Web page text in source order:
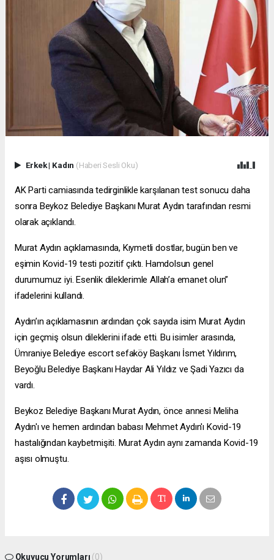
Erkek| Kadın (Haberi Sesli Oku)
AK Parti camiasında tedirginlikle karşılanan test sonucu daha
sonra Beykoz Belediye Başkanı Murat Aydın tarafından resmi
olarak açıklandı.
Murat Aydın açıklamasında, Kıymetli dostlar, bugün ben ve
eşimin Kovid-19 testi pozitif çıktı. Hamdolsun genel
durumumuz iyi. Esenlik dileklerimle Allah’a emanet olun”
ifadelerini kullandı.
Aydın’ın açıklamasının ardından çok sayıda isim Murat Aydın
için geçmiş olsun dileklerini ifade etti. Bu isimler arasında,
Ümraniye Belediye escort sefaköyBaşkanı İsmet Yıldırım,
Beyoğlu Belediye Başkanı Haydar Ali Yıldız ve Şadi Yazıcı da
vardı.
Beykoz Belediye Başkanı Murat Aydın, önce annesi Meliha
Aydın'ı ve hemen ardından babası Mehmet Aydın'ı Kovid-19
hastalığından kaybetmişiti. Murat Aydın aynı zamanda Kovid-19
aşısı olmuştu.
Okuyucu Yorumları (0)